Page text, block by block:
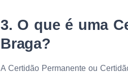
3. O que é uma
Braga?
A Certidão Permanente ou